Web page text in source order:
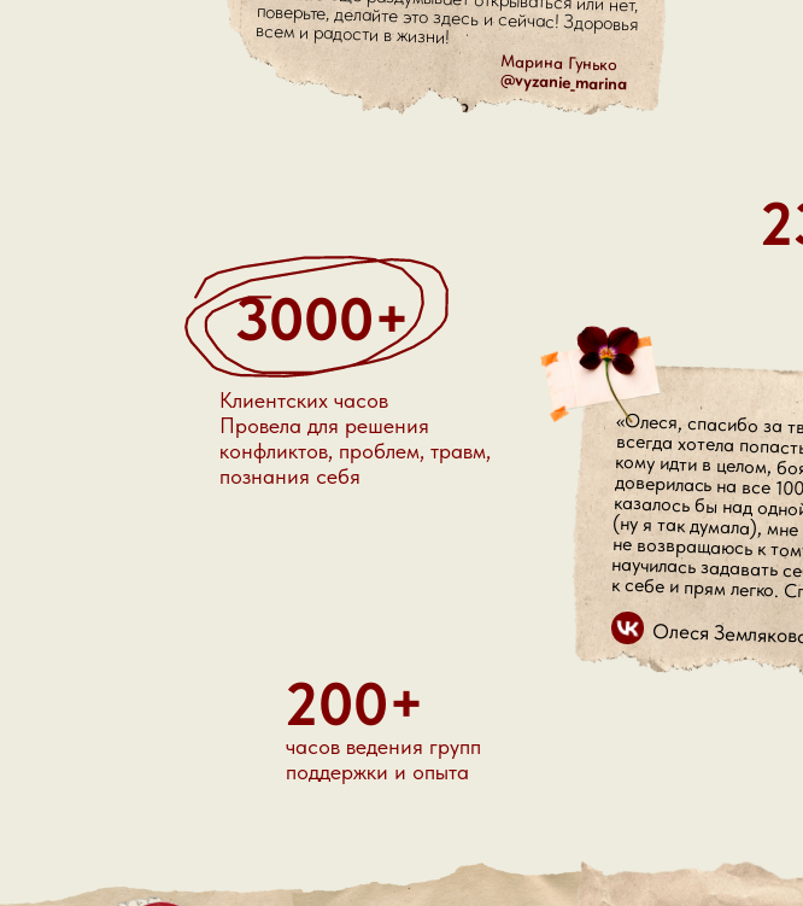
Марина Гунько
@vyzanie_marina
всем и радости в жизни!
«Олеся, спасибо за
всегда хотела
кому идти в
доверилась на все
казалось бы над
(ну я так думала), мне
не возвращаюсь к
научилась задавать
к себе и прям легко.
Олеся
3000+
200+
Клиентских часов
Провела для решения
конфликтов, проблем, травм,
познания себя
часов ведения групп
поддержки и опыта